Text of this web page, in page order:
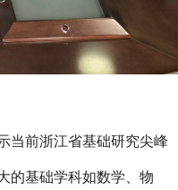
当前浙江省基础研究尖峰
的基础学科如数学、物